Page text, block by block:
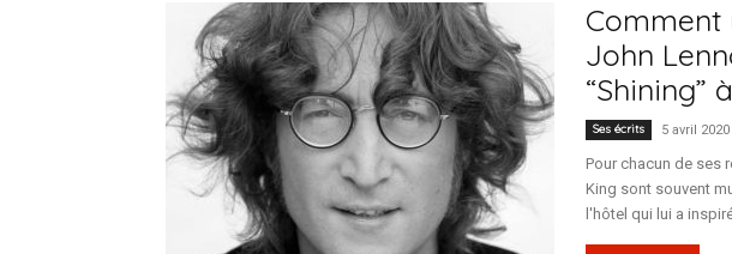
Comment
John
“Shining”
Ses écrits 5 avril 2020
Pour chacun de ses
King sont souvent
l'hôtel qui lui a